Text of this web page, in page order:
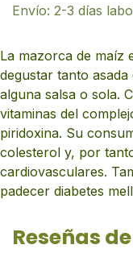
Envío: 2-3 días
La mazorca de maíz
degustar tanto
alguna salsa o sola.
vitaminas del
piridoxina. Su
colesterol y, por
cardiovasculares.
padecer diabetes
Reseñas